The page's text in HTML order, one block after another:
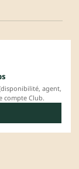
agent,
compte Club.